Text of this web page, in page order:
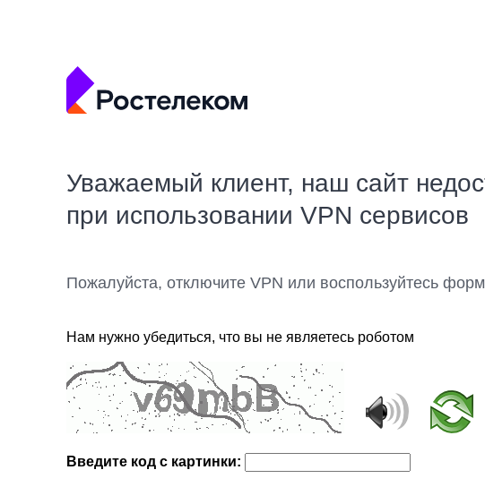
Уважаемый клиент, наш сайт
при использовании VPN сервисов
Пожалуйста, отключите VPN или воспользуйтесь
Нам нужно убедиться, что вы не являетесь роботом
Введите код с картинки: